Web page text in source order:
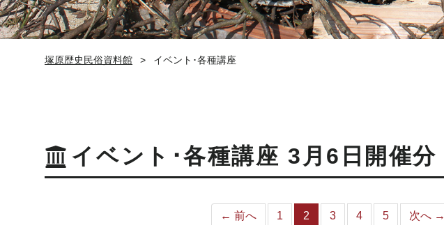
塚原歴史民俗資料館 イベント･各種講座
イベント･各種講座 3月6日開催分
← 前へ 1 2
（こ
3 4 5 次へ →